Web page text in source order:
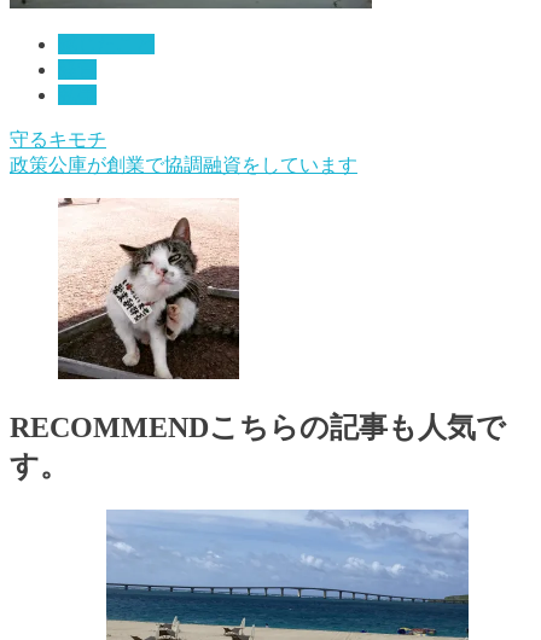
守るキモチ
政策公庫が創業で協調融資をしています
RECOMMENDこちらの記事も人気で
す。